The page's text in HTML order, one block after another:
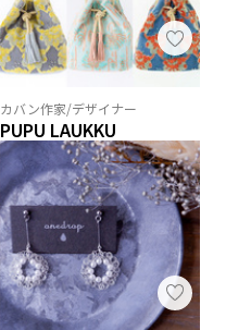
カバン作家/デザイナー
PUPU LAUKKU